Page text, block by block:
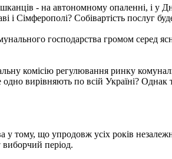
- на автономному опаленні, і у
і Сімферополі? Собівартість послуг
господарства громом серед
комісію регулювання ринку
вирівняють по всій Україні?
тому, що упродовж усіх років
період.